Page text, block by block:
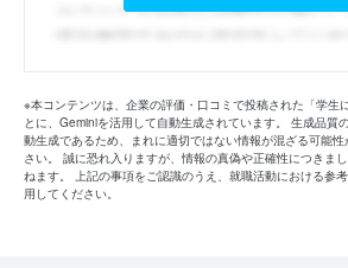
※本コンテンツは、企業の評価・口コミで投稿された「学生
とに、Geminiを活用して自動生成されています。 生成品質
動生成であるため、まれに適切ではない情報が混ざる可能
さい。 誠に恐れ入りますが、情報の真偽や正確性につきま
ねます。 上記の事項をご認識のうえ、就職活動における参
用してください。